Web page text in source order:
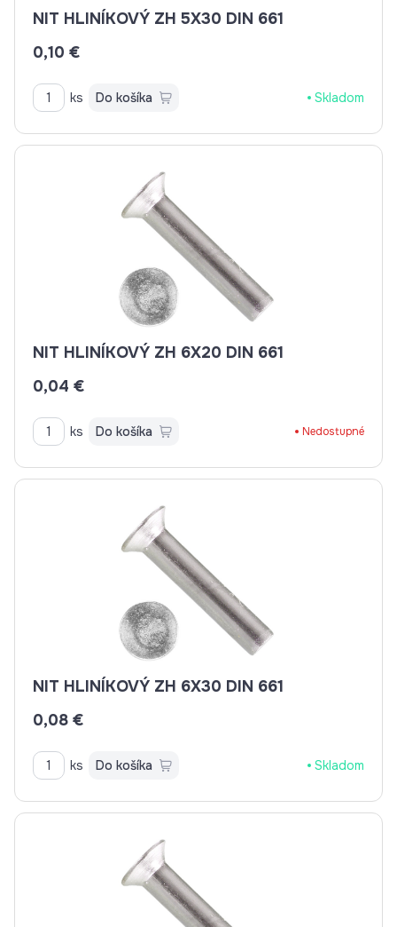
NIT HLINÍKOVÝ ZH 5X30 DIN 661
0,10 €
ks Do košíka Skladom
NIT HLINÍKOVÝ ZH 6X20 DIN 661
0,04 €
ks Do košíka Nedostupné
NIT HLINÍKOVÝ ZH 6X30 DIN 661
0,08 €
ks Do košíka Skladom